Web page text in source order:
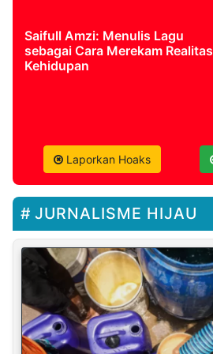
Saifull Amzi: Menulis Lagu
sebagai Cara Merekam Realitas
Kehidupan
Laporkan Hoaks
JURNALISME HIJAU